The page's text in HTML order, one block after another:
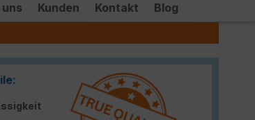
Kunden Kontakt Blog